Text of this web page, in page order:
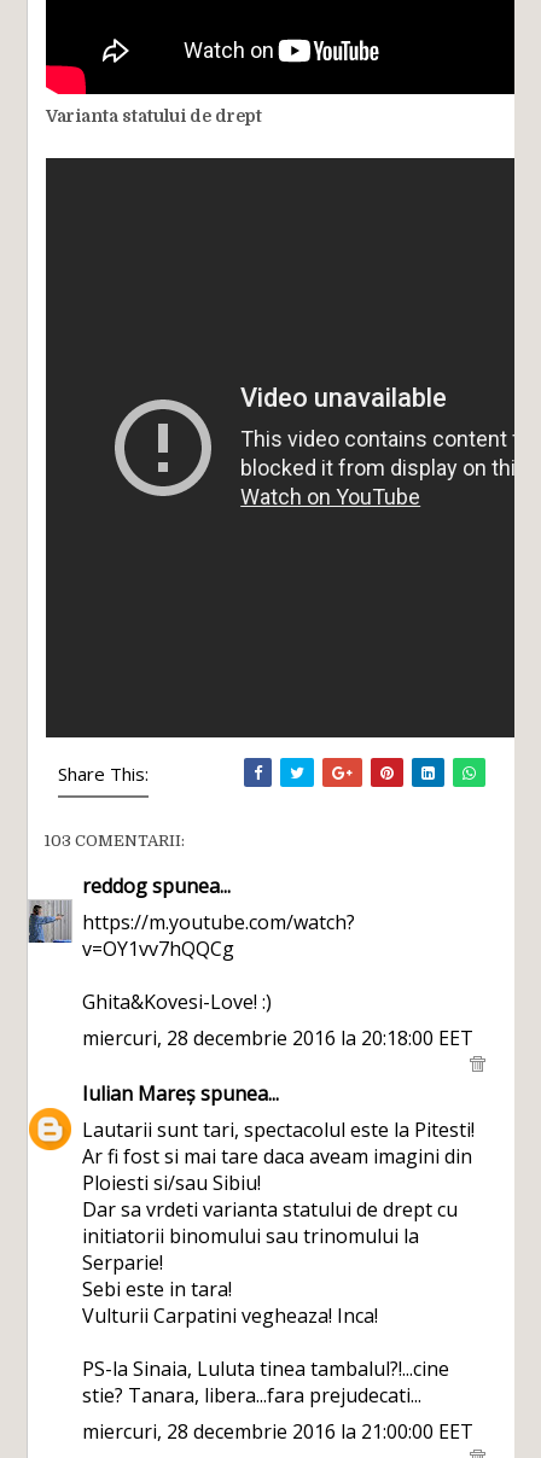
Varianta statului de drept
Share This:
103 COMENTARII:
reddogspunea...
https://m.youtube.com/watch?
v=OY1vv7hQQCg
Ghita&Kovesi-Love! :)
miercuri, 28 decembrie 2016 la 20:18:00 EET
Iulian Mareșspunea...
Lautarii sunt tari, spectacolul este la Pitesti!
Ar fi fost si mai tare daca aveam imagini din
Ploiesti si/sau Sibiu!
Dar sa vrdeti varianta statului de drept cu
initiatorii binomului sau trinomului la
Serparie!
Sebi este in tara!
Vulturii Carpatini vegheaza! Inca!
PS-la Sinaia, Luluta tinea tambalul?!...cine
stie? Tanara, libera...fara prejudecati...
miercuri, 28 decembrie 2016 la 21:00:00 EET